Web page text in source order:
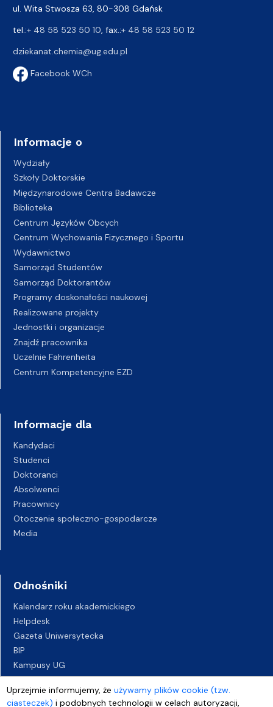
Uprzejmie informujemy, żeużywamy plików cookie (tzw.
ciasteczek) i podobnych technologii w celach autoryzacji,
ul. Wita Stwosza 63, 80-308 Gdańsk
tel.:+ 48 58 523 50 10 , fax.:+ 48 58 523 50 12
dziekanat.chemia@ug.edu.pl
Facebook WCh
Informacje o
Wydziały
Szkoły Doktorskie
Międzynarodowe Centra Badawcze
Biblioteka
Centrum Języków Obcych
Centrum Wychowania Fizycznego i Sportu
Wydawnictwo
Samorząd Studentów
Samorząd Doktorantów
Programy doskonałości naukowej
Realizowane projekty
Jednostki i organizacje
Znajdź pracownika
Uczelnie Fahrenheita
Centrum Kompetencyjne EZD
Informacje dla
Kandydaci
Studenci
Doktoranci
Absolwenci
Pracownicy
Otoczenie społeczno-gospodarcze
Media
Odnośniki
Kalendarz roku akademickiego
Helpdesk
Gazeta Uniwersytecka
BIP
Kampusy UG
Biuro Karier UG
Oferty pracy